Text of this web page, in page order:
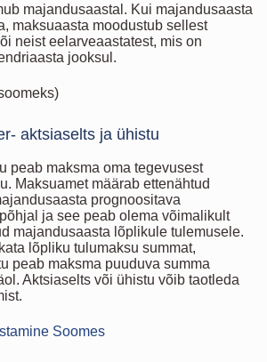
majandusaastal. Kui majandusaasta
maksuaasta moodustub sellest
neist eelarveaastatest, mis on
jooksul.
aktsiaselts ja ühistu
peab maksma oma tegevusest
Maksuamet määrab ettenähtud
prognoositava
ja see peab olema võimalikult
majandusaasta lõplikule tulemusele.
lõpliku tulumaksu summat,
peab maksma puuduva summa
Aktsiaselts või ühistu võib taotleda
Soomes